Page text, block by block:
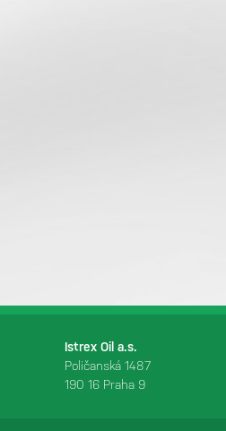
Istrex Oil a.s.
Poličanská 1487
190 16 Praha 9